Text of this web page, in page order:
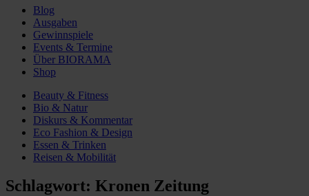
Blog
Ausgaben
Gewinnspiele
Events & Termine
Über BIORAMA
Shop
Beauty & Fitness
Bio & Natur
Diskurs & Kommentar
Eco Fashion & Design
Essen & Trinken
Reisen & Mobilität
Schlagwort: Kronen Zeitung